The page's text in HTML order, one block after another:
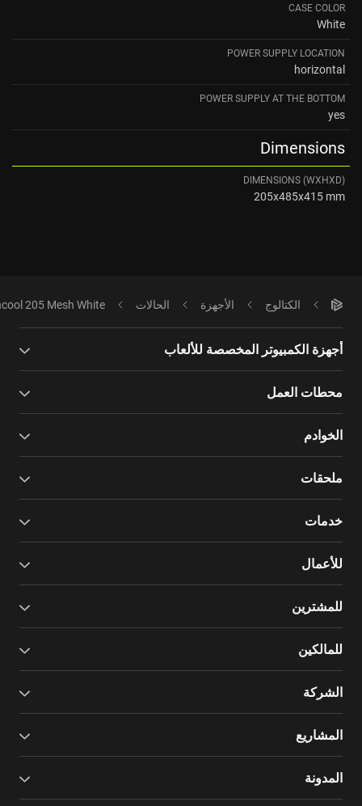
CASE COLOR
White
POWER SUPPLY LOCATION
horizontal
POWER SUPPLY AT THE BOTTOM
yes
Dimensions
DIMENSIONS (WXHXD)
205x485x415 mm
الكتالوج الأجهزة الحالات 205 Mesh White
أجهزة الكمبيوتر المخصصة للألعاب
محطات العمل
الخوادم
ملحقات
خدمات
للأعمال
للمشترين
للمالكين
الشركة
المشاريع
المدونة